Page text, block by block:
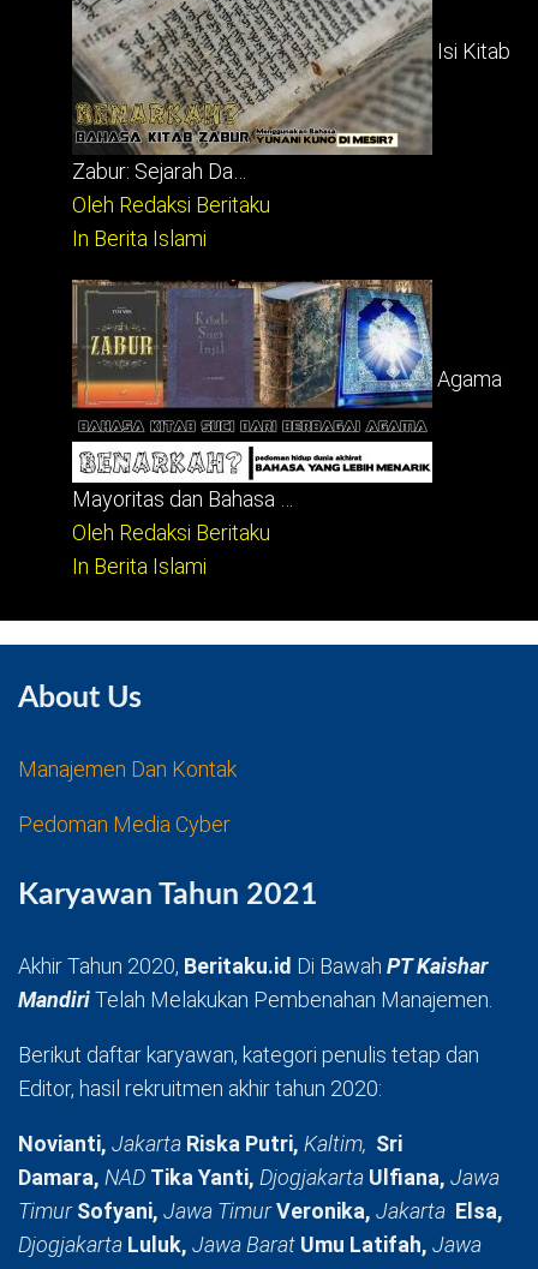
Isi Kitab
Zabur: Sejarah Da…
Oleh Redaksi Beritaku
In Berita Islami
Agama
Mayoritas dan Bahasa …
Oleh Redaksi Beritaku
In Berita Islami
About Us
Manajemen Dan Kontak
Pedoman Media Cyber
Karyawan Tahun 2021
Akhir Tahun 2020, Beritaku.id Di Bawah PT Kaishar
MandiriTelah Melakukan Pembenahan Manajemen.
Berikut daftar karyawan, kategori penulis tetap dan
Editor, hasil rekruitmen akhir tahun 2020:
Novianti, Jakarta Riska Putri, Kaltim, Sri
Damara, NAD Tika Yanti, Djogjakarta Ulfiana, Jawa
TimurSofyani, Jawa TimurVeronika, Jakarta Elsa,
Djogjakarta Luluk, Jawa Barat Umu Latifah, Jawa